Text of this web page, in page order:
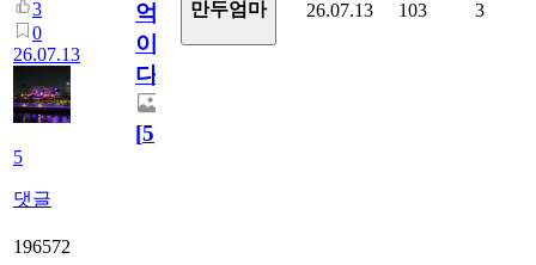
3
0
26.07.13
5
댓글
억
이
다.
[5]
만두엄마 26.07.13 103 3
196572